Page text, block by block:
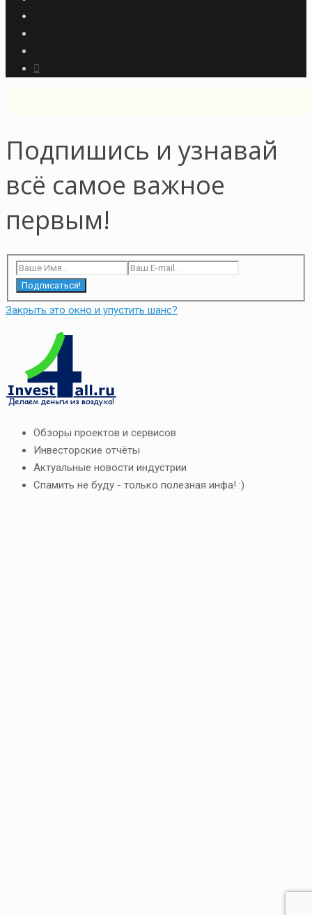
Подпишись и узнавай
всё самое важное
первым!
Подписаться!
Закрыть это окно и упустить шанс?
Обзоры проектов и сервисов
Инвесторские отчёты
Актуальные новости индустрии
Спамить не буду - только полезная инфа! :)